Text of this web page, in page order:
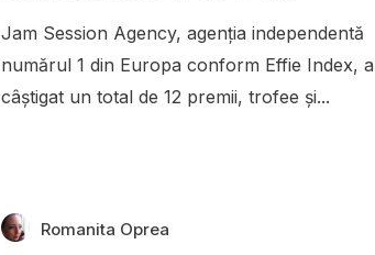
Jam Session Agency, agenția independentă
numărul 1 din Europa conform Effie Index, a
câștigat un total de 12 premii, trofee și...
Romanita Oprea